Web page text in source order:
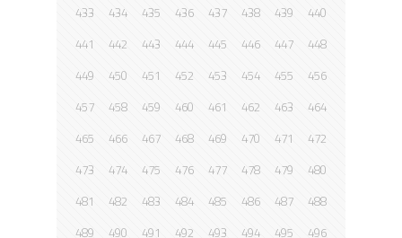
433
434 435 436 437 438 439
440
441
442 443 444 445 446 447
448
449
450 451 452 453 454 455
456
457
458 459 460 461 462 463
464
465
466 467 468 469 470 471
472
473
474 475 476 477 478 479
480
481
482 483 484 485 486 487
488
489
490 491 492 493 494 495 496